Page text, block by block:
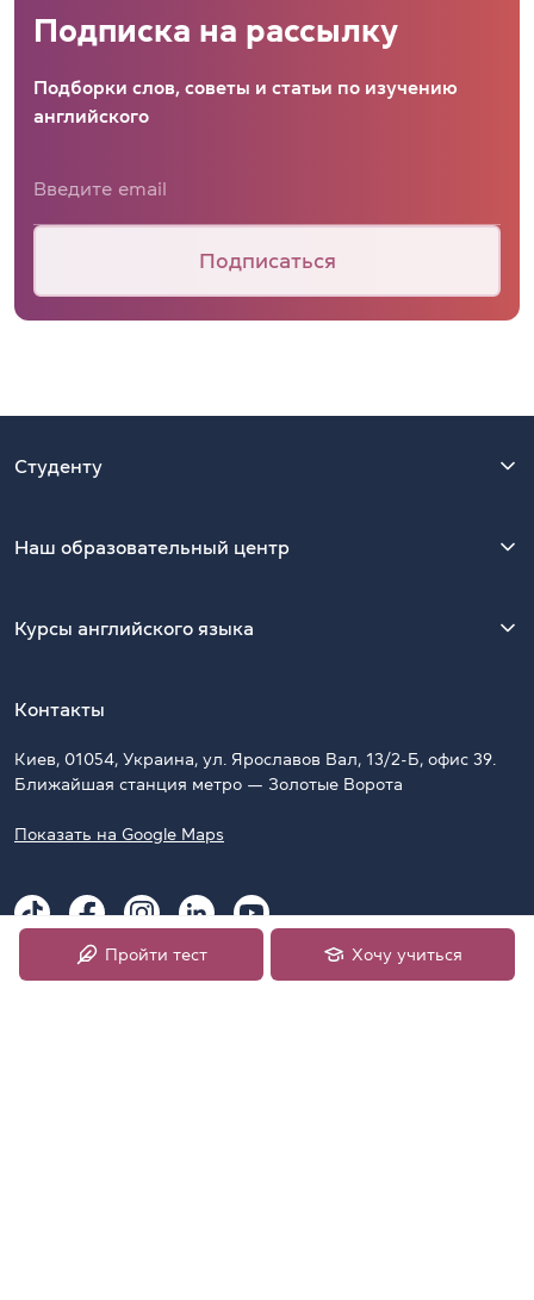
Подписка на рассылку
Подборки слов, советы и статьи по изучению
английского
Подписаться
Студенту
Наш образовательный центр
Курсы английского языка
Контакты
Киев, 01054, Украина, ул. Ярославов Вал, 13/2-Б, офис 39.
Ближайшая станция метро — Золотые Ворота
Показать на Google Maps
Наши Telegram-каналы
Пройти тест Хочу учиться